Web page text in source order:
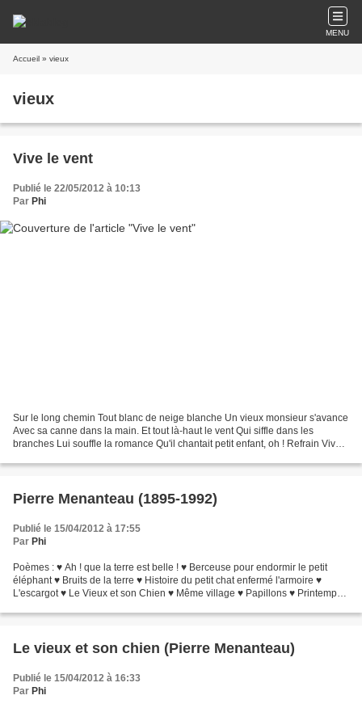
MENU
Accueil » vieux
vieux
Vive le vent
Publié le 22/05/2012 à 10:13
Par Phi
Sur le long chemin Tout blanc de neige blanche Un vieux monsieur s'avance
Avec sa canne dans la main. Et tout là-haut le vent Qui siffle dans les
branches Lui souffle la romance Qu'il chantait petit enfant, oh ! Refrain Vive
Pierre Menanteau (1895-1992)
Publié le 15/04/2012 à 17:55
Par Phi
Poèmes : ♥ Ah ! que la terre est belle ! ♥ Berceuse pour endormir le petit
éléphant ♥ Bruits de la terre ♥ Histoire du petit chat enfermé l'armoire ♥
L'escargot ♥ Le Vieux et son Chien ♥ Même village ♥ Papillons ♥ Printemps
Le vieux et son chien (Pierre Menanteau)
Publié le 15/04/2012 à 16:33
Par Phi